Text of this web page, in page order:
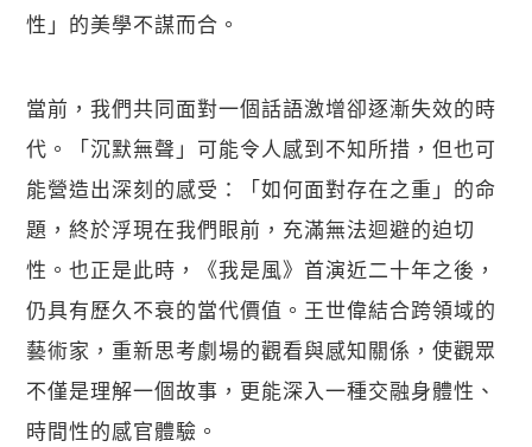
性」的美學不謀而合。
當前，我們共同面對一個話語激增卻逐漸失效的時
代。「沉默無聲」可能令人感到不知所措，但也可
能營造出深刻的感受：「如何面對存在之重」的命
題，終於浮現在我們眼前，充滿無法迴避的迫切
性。也正是此時，《我是風》首演近二十年之後，
仍具有歷久不衰的當代價值。王世偉結合跨領域的
藝術家，重新思考劇場的觀看與感知關係，使觀眾
不僅是理解一個故事，更能深入一種交融身體性、
時間性的感官體驗。